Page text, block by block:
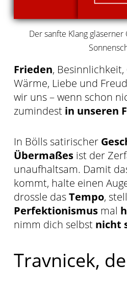
Der sanfte Klang
Frieden,
Wärme, Liebe und
wir uns – wenn schon
zumindest in unseren
In Bölls satirischer
Übermaßes ist der
unaufhaltsam. Damit
kommt, halte einen
drossle dasTempo,
Perfektionismus mal
nimm dich selbst nicht
Travnicek,